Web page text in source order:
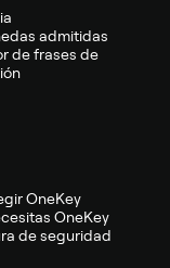
admitidas
de frases de
OneKey
OneKey
de seguridad